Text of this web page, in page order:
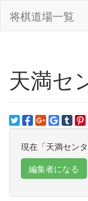
将棋道場一覧
天満セ
現在「天満セン
編集者になる